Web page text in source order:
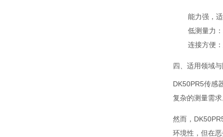
能力强，
低测量力
连接方便
四、适用领域
DK50PR5传感
复杂的测量需求
然而，
环境性，但在